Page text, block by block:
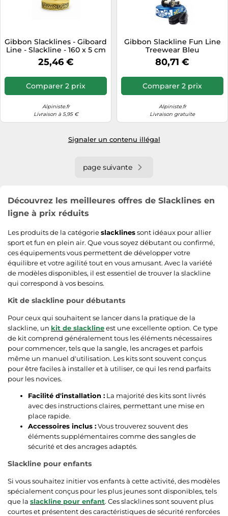
Gibbon Slacklines - Giboard
Line - Slackline - 160 x 5 cm
- classic
25,46 €
Comparer 2 prix
Alpiniste.fr
Livraison à 5,95 €
Gibbon Slackline Fun Line
Treewear Bleu
80,71 €
Comparer 2 prix
Alpiniste.fr
Livraison gratuite
Signaler un contenu illégal
page suivante
Découvrez les meilleures offres de Slacklines en
ligne à prix réduits
Les produits de la catégorieslacklinessont idéaux pour allier
sport et fun en plein air. Que vous soyez débutant ou confirmé,
ces équipements vous permettent de développer votre
équilibre et votre agilité tout en vous amusant. Avec la variété
de modèles disponibles, il est essentiel de trouver la slackline
qui correspond à vos besoins.
Kit de slackline pour débutants
Pour ceux qui souhaitent se lancer dans la pratique de la
slackline, un kit de slacklineest une excellente option. Ce type
de kit comprend généralement tous les éléments nécessaires
pour commencer, tels que la sangle, les ancrages et parfois
même un manuel d'utilisation. Les kits sont souvent conçus
pour être faciles à installer et à utiliser, ce qui les rend parfaits
pour les novices.
Facilité d'installation : La majorité des kits sont livrés
avec des instructions claires, permettant une mise en
place rapide.
Accessoires inclus :Vous trouverez souvent des
éléments supplémentaires comme des sangles de
sécurité et des ancrages adaptés.
Slackline pour enfants
Si vous souhaitez initier vos enfants à cette activité, des modèles
spécialement conçus pour les plus jeunes sont disponibles, tels
que la slackline pour enfant. Ces slacklines sont souvent plus
courtes et présentent des caractéristiques de sécurité renforcées